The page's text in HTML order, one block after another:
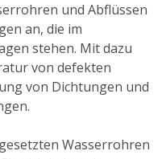
und Abflüssen
an, die im
stehen. Mit dazu
von defekten
von Dichtungen und
Wasserrohren